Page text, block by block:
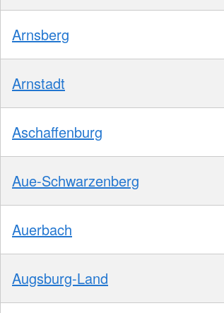
Arnsberg
Arnstadt
Aschaffenburg
Aue-Schwarzenberg
Auerbach
Augsburg-Land